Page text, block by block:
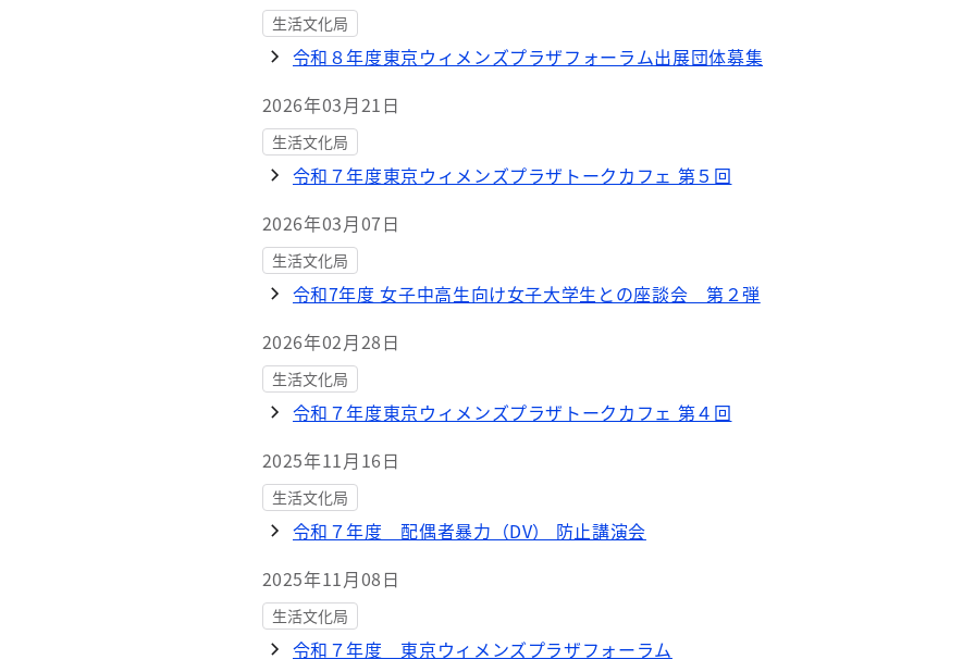
生活文化局
令和８年度東京ウィメンズプラザフォーラム出展団体募集
2026年03月21日
生活文化局
令和７年度東京ウィメンズプラザトークカフェ 第５回
2026年03月07日
生活文化局
令和7年度 女子中高生向け女子大学生との座談会 第２弾
2026年02月28日
生活文化局
令和７年度東京ウィメンズプラザトークカフェ 第４回
2025年11月16日
生活文化局
令和７年度 配偶者暴力（DV） 防止講演会
2025年11月08日
生活文化局
令和７年度 東京ウィメンズプラザフォーラム